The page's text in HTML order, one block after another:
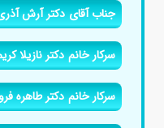
جناب آقای دکتر آرش
سرکار خانم دکتر نازیلا
سرکار خانم دکتر طاهره